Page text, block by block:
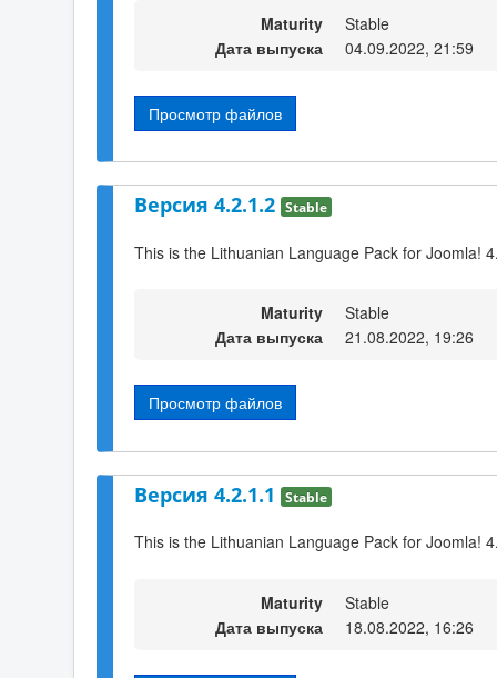
Maturity
Stable
Дата выпуска
04.09.2022, 21:59
Просмотр файлов
Версия 4.2.1.2 Stable
This is the Lithuanian Language Pack for Joomla!
Maturity
Stable
Дата выпуска
21.08.2022, 19:26
Просмотр файлов
Версия 4.2.1.1 Stable
This is the Lithuanian Language Pack for Joomla!
Maturity
Stable
Дата выпуска
18.08.2022, 16:26